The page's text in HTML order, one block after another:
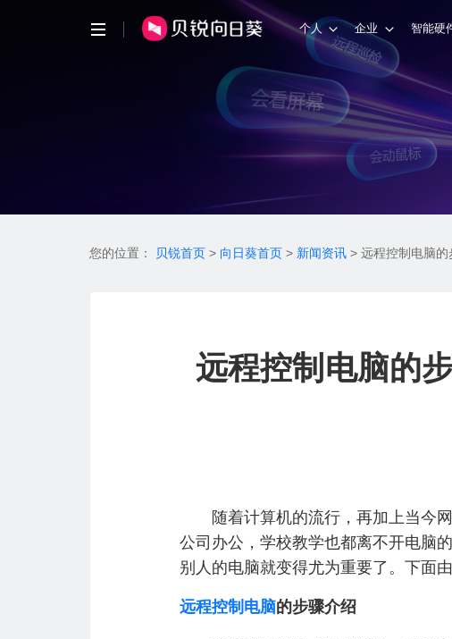
个人 企业 智能硬
您的位置： 贝锐首页 > 向日葵首页 > 新闻资讯 > 远程控制电脑
远程控制电脑的
随着计算机的流行，再加上当今网
公司办公，学校教学也都离不开电脑
别人的电脑就变得尤为重要了。下面
远程控制电脑的步骤介绍